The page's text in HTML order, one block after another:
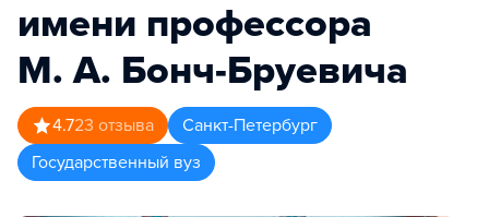
имени профессора
М. А. Бонч-Бруевича
4.723 отзыва
Санкт-Петербург
Государственный вуз